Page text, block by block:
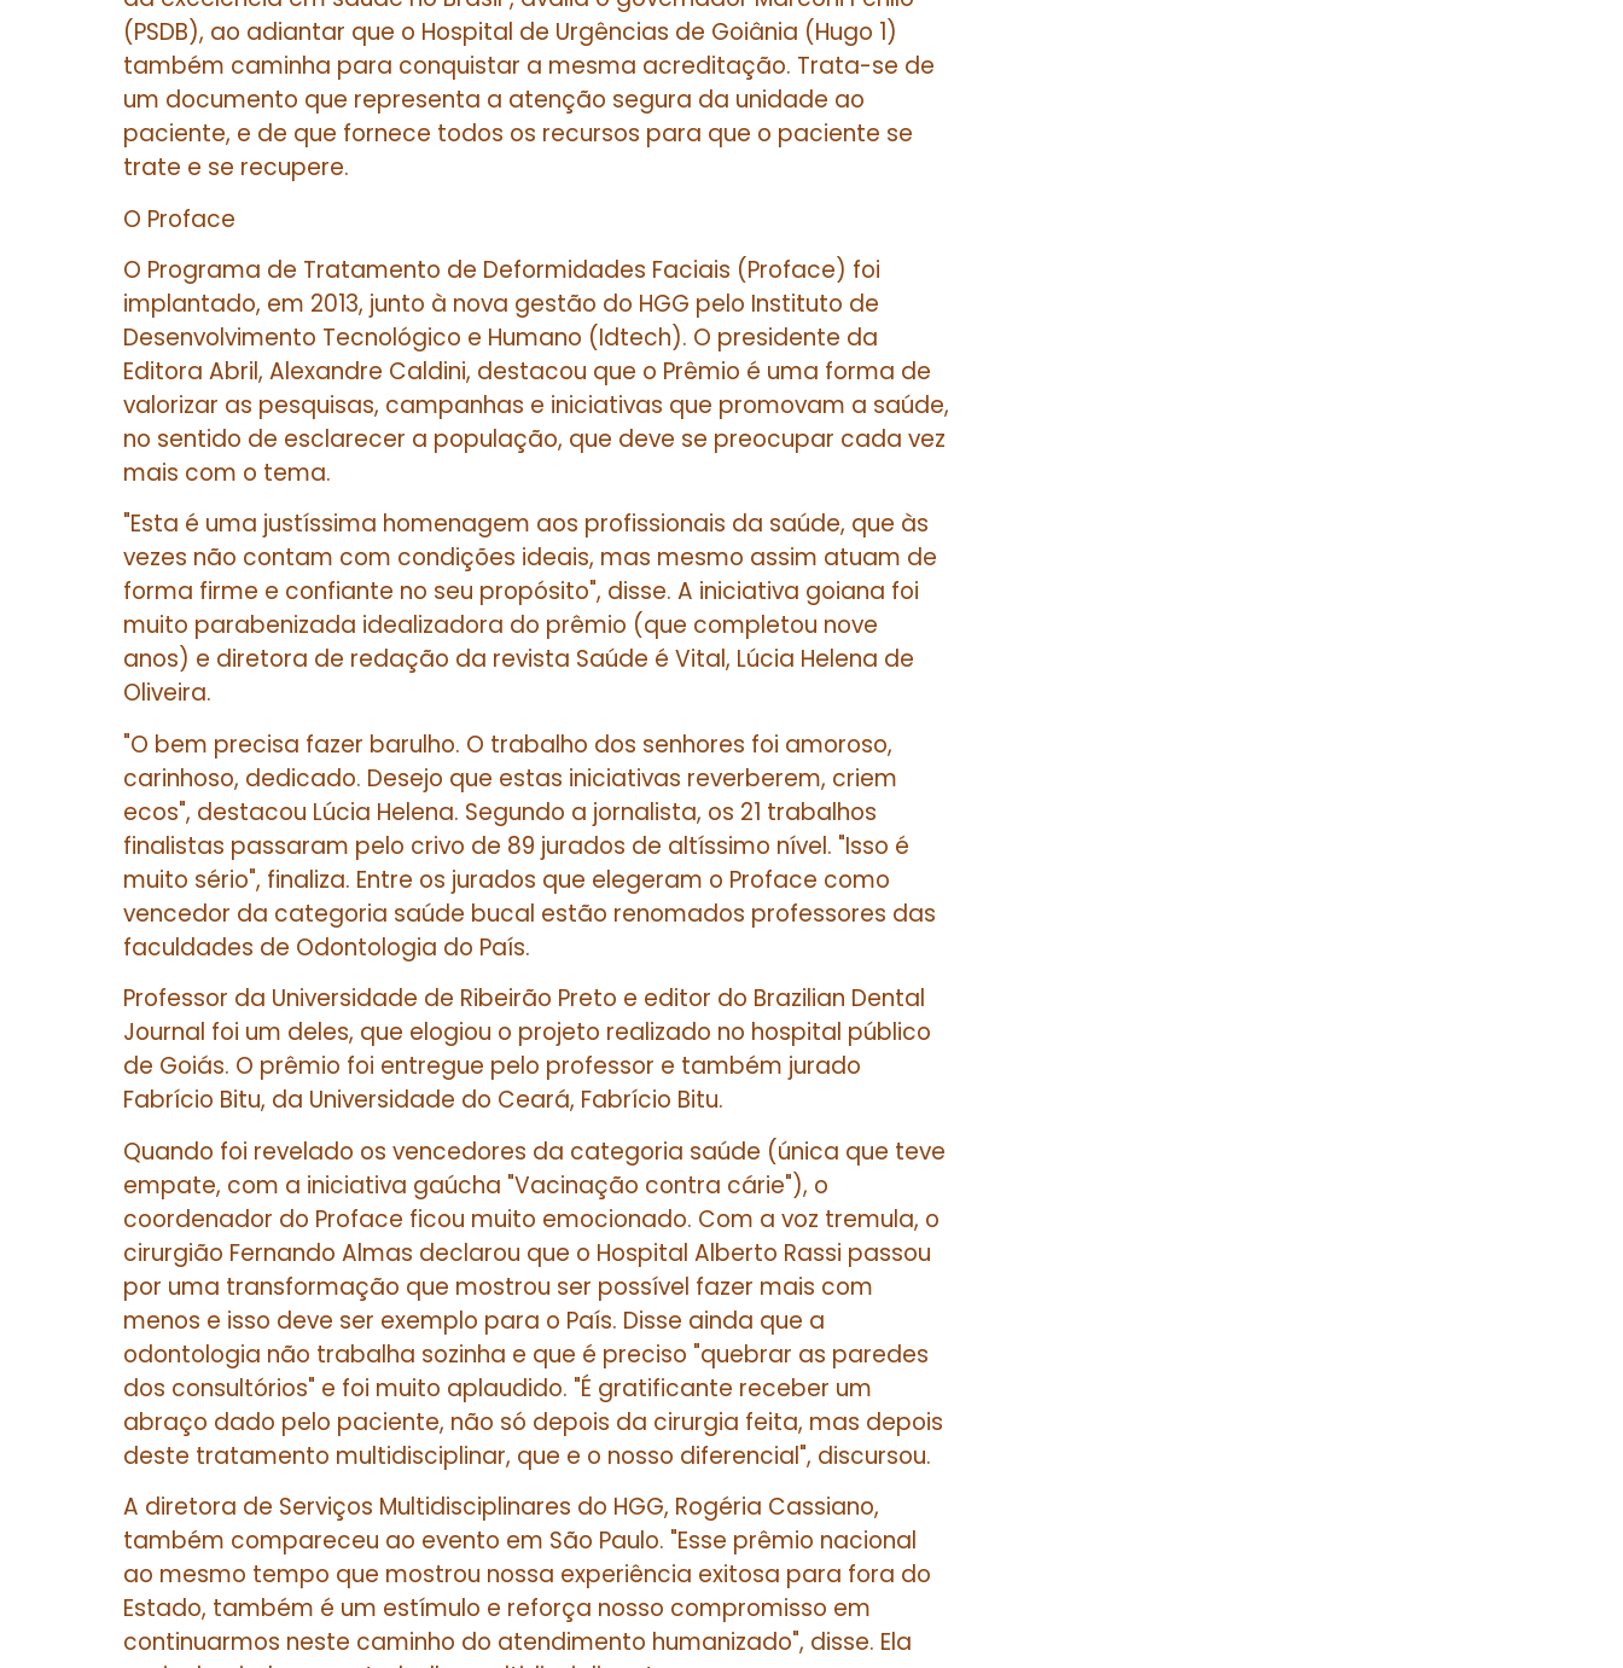
(PSDB), ao adiantar que o Hospital de Urgências de Goiânia (Hugo 1)
também caminha para conquistar a mesma acreditação. Trata-se de
um documento que representa a atenção segura da unidade ao
paciente, e de que fornece todos os recursos para que o paciente se
trate e se recupere.
O Proface
O Programa de Tratamento de Deformidades Faciais (Proface) foi
implantado, em 2013, junto à nova gestão do HGG pelo Instituto de
Desenvolvimento Tecnológico e Humano (Idtech). O presidente da
Editora Abril, Alexandre Caldini, destacou que o Prêmio é uma forma de
valorizar as pesquisas, campanhas e iniciativas que promovam a saúde,
no sentido de esclarecer a população, que deve se preocupar cada vez
mais com o tema.
"Esta é uma justíssima homenagem aos profissionais da saúde, que às
vezes não contam com condições ideais, mas mesmo assim atuam de
forma firme e confiante no seu propósito", disse. A iniciativa goiana foi
muito parabenizada idealizadora do prêmio (que completou nove
anos) e diretora de redação da revista Saúde é Vital, Lúcia Helena de
Oliveira.
"O bem precisa fazer barulho. O trabalho dos senhores foi amoroso,
carinhoso, dedicado. Desejo que estas iniciativas reverberem, criem
ecos", destacou Lúcia Helena. Segundo a jornalista, os 21 trabalhos
finalistas passaram pelo crivo de 89 jurados de altíssimo nível. "Isso é
muito sério", finaliza. Entre os jurados que elegeram o Proface como
vencedor da categoria saúde bucal estão renomados professores das
faculdades de Odontologia do País.
Professor da Universidade de Ribeirão Preto e editor do Brazilian Dental
Journal foi um deles, que elogiou o projeto realizado no hospital público
de Goiás. O prêmio foi entregue pelo professor e também jurado
Fabrício Bitu, da Universidade do Ceará, Fabrício Bitu.
Quando foi revelado os vencedores da categoria saúde (única que teve
empate, com a iniciativa gaúcha "Vacinação contra cárie"), o
coordenador do Proface ficou muito emocionado. Com a voz tremula, o
cirurgião Fernando Almas declarou que o Hospital Alberto Rassi passou
por uma transformação que mostrou ser possível fazer mais com
menos e isso deve ser exemplo para o País. Disse ainda que a
odontologia não trabalha sozinha e que é preciso "quebrar as paredes
dos consultórios" e foi muito aplaudido. "É gratificante receber um
abraço dado pelo paciente, não só depois da cirurgia feita, mas depois
deste tratamento multidisciplinar, que e o nosso diferencial", discursou.
A diretora de Serviços Multidisciplinares do HGG, Rogéria Cassiano,
também compareceu ao evento em São Paulo. "Esse prêmio nacional
ao mesmo tempo que mostrou nossa experiência exitosa para fora do
Estado, também é um estímulo e reforça nosso compromisso em
continuarmos neste caminho do atendimento humanizado", disse. Ela